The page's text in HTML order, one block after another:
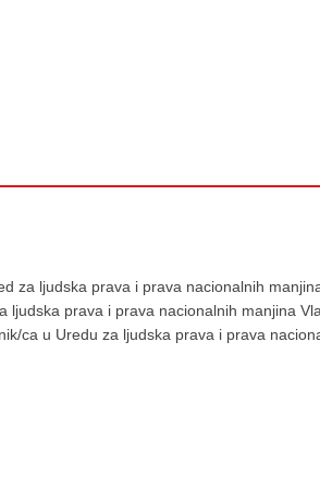
za ljudska prava i prava nacionalnih
ljudska prava i prava nacionalnih manjina
ca u Uredu za ljudska prava i prava